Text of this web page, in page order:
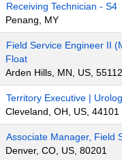
Receiving Technician - S4
Penang, MY
Field Service Engineer II
Float
Arden Hills, MN, US, 55112
Territory Executive |
Cleveland, OH, US, 44101
Associate Manager, Field
Denver, CO, US, 80201